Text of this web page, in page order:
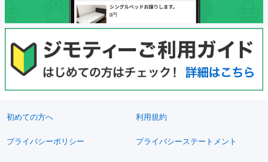
初めての方へ 利用規約
プライバシーポリシー プライバシーステートメント